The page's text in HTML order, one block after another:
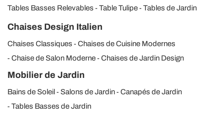
Tables Basses Relevables
Table Tulipe Tables de Jardin
Chaises Design Italien
Chaises Classiques
Chaises de Cuisine Modernes
Chaise de Salon Moderne
Chaises de Jardin Design
Mobilier de Jardin
Bains de Soleil Salons de Jardin
Canapés de Jardin
Tables Basses de Jardin